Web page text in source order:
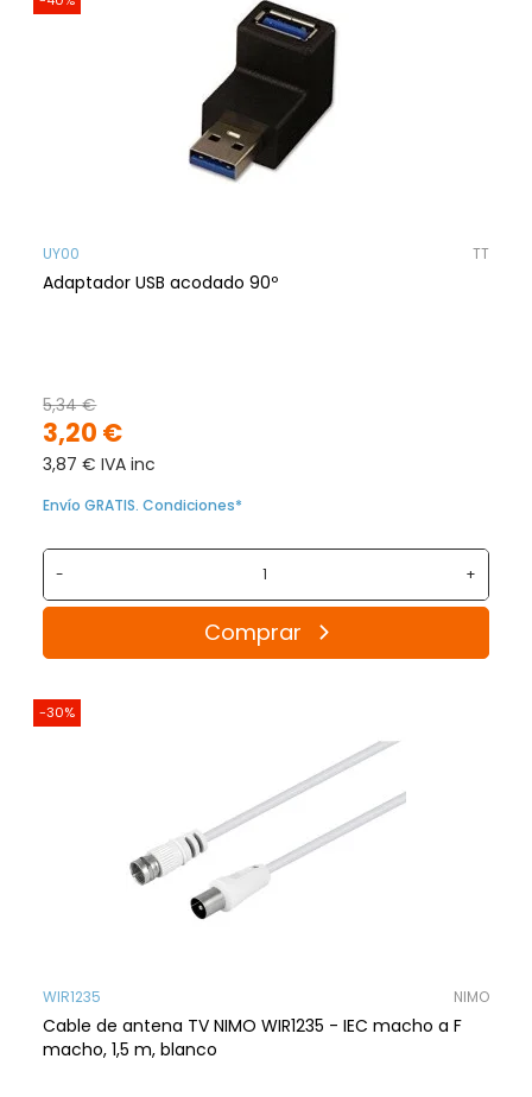
UY00 TT
Adaptador USB acodado 90º
3,20 €
5,34 €
3,87 € IVA inc
Envío GRATIS. Condiciones*
- +
Comprar
-30%
WIR1235 NIMO
Cable de antena TV NIMO WIR1235 - IEC macho a F
macho, 1,5 m, blanco